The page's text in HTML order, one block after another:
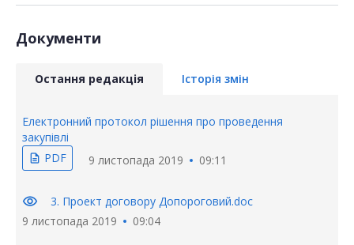
Документи
Остання редакція Історія змін
Електронний протокол рішення про проведення
закупівлі
description PDF 9 листопада 2019 09:11
visibility
3. Проект договору Допороговий.doc
9 листопада 2019
09:04